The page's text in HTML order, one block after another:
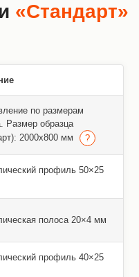
«Стандарт»
по размерам
Размер образца
2000х800 мм
профиль 50×25
полоса 20×4 мм
профиль 40×25